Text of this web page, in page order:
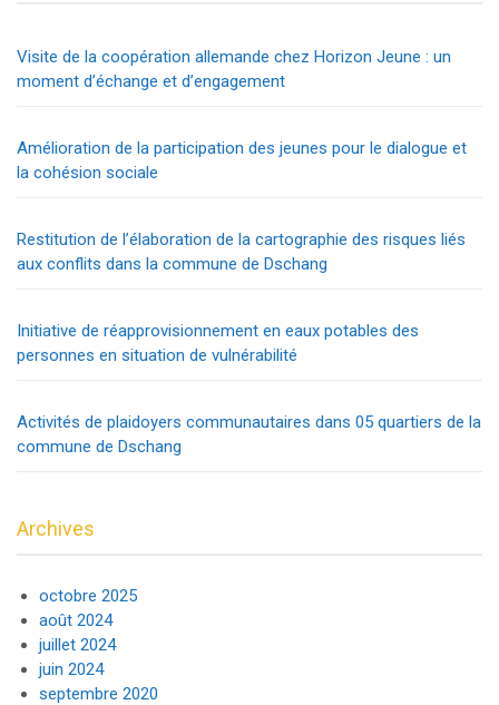
Visite de la coopération allemande chez Horizon Jeune : un
moment d’échange et d’engagement
Amélioration de la participation des jeunes pour le dialogue et
la cohésion sociale
Restitution de l’élaboration de la cartographie des risques liés
aux conflits dans la commune de Dschang
Initiative de réapprovisionnement en eaux potables des
personnes en situation de vulnérabilité
Activités de plaidoyers communautaires dans 05 quartiers de la
commune de Dschang
Archives
octobre 2025
août 2024
juillet 2024
juin 2024
septembre 2020